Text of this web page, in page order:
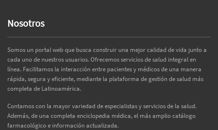
Nosotros
Somos un portal web que busca construir una mejor calidad de vida junto a
cada uno de nuestros usuarios. Ofrecemos servicios de salud integral en
línea. Facilitamos la interacción entre pacientes y médicos de una manera
rápida, segura y eficiente, mediante la plataforma de gestión de salud más
completa de Latinoamérica.
Contamos con la mayor variedad de especialistas y servicios de la salud.
Además, de una completa enciclopedia médica, el más amplio catálogo
farmacológico e información actualizada.